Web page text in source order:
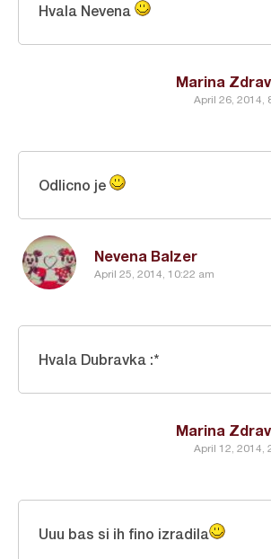
Marina
April 26, 2014,
Hvala Nevena
Nevena Balzer
April 25, 2014, 10:22 am
Odlicno je
Marina
April 12, 2014,
Hvala Dubravka :*
Uuu bas si ih fino izradila